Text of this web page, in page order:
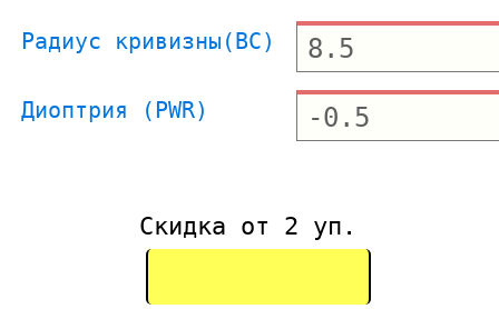
Радиус кривизны(BC)
Диоптрия (PWR)
Скидка от 2 уп.